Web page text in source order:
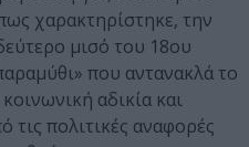
χαρακτηρίστηκε, την
μισό του 18ου
που αντανακλά το
αδικία και
τις πολιτικές αναφορές